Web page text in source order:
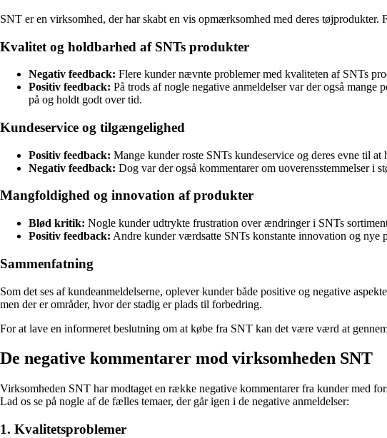
SNT er en virksomhed, der har skabt en vis opmærksomhed med deres
Kvalitet og holdbarhed af SNTs produkter
Negativ feedback: Flere kunder nævnte problemer med kvaliteten af SNTs
Positiv feedback: På trods af nogle negative anmeldelser var der også
på og holdt godt over tid.
Kundeservice og tilgængelighed
Positiv feedback: Mange kunder roste SNTs kundeservice og deres evne til
Negativ feedback: Dog var der også kommentarer om uoverensstemmelser i
Mangfoldighed og innovation af produkter
Blød kritik: Nogle kunder udtrykte frustration over ændringer i SNTs
Positiv feedback: Andre kunder værdsatte SNTs konstante innovation og
Sammenfatning
Som det ses af kundeanmeldelserne, oplever kunder både positive og negative
men der er områder, hvor der stadig er plads til forbedring.
For at lave en informeret beslutning om at købe fra SNT kan det være værd at
De negative kommentarer mod virksomheden SNT
Virksomheden SNT har modtaget en række negative kommentarer fra kunder med
Lad os se på nogle af de fælles temaer, der går igen i de negative anmeldelser:
1. Kvalitetsproblemer